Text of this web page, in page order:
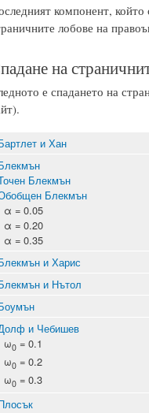
компонент, който
лобове на
на
е спадането на
и Хан
Блекмън
Блекмън
α = 0.05
α = 0.20
α = 0.35
и Харис
и Нътол
и Чебишев
ω0= 0.1
ω0= 0.2
ω0= 0.3